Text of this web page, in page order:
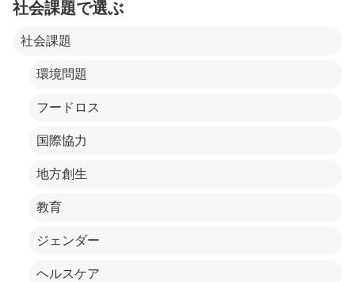
社会課題で選ぶ
社会課題
環境問題
フードロス
国際協力
地方創生
教育
ジェンダー
ヘルスケア